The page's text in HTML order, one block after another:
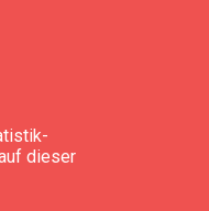
dieser